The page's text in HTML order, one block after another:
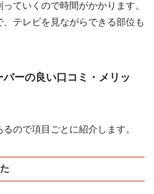
ていくので時間がかかります。
テレビを見ながらできる部位も
バーの良い口コミ・メリッ
ので項目ごとに紹介します。